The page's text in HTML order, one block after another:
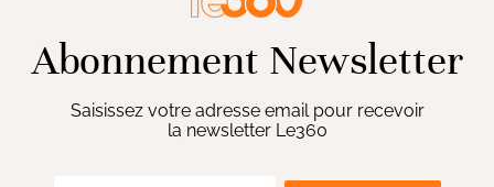
Abonnement Newsletter
Saisissez votre adresse email pour recevoir
la newsletter Le360